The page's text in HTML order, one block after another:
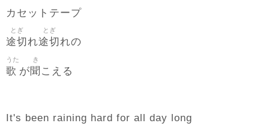
カセットテープ
途切
とぎ
れ途切
とぎ
れの
歌
うた
が聞
き
こえる
It's been raining hard for all day long